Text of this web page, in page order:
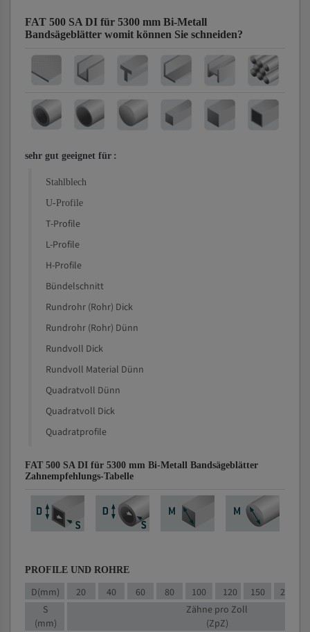
FAT 500 SA DI für 5300 mm Bi-Metall
Bandsägeblätter womit können Sie schneiden?
sehr gut geeignet für :
Stahlblech
U-Profile
T-Profile
L-Profile
H-Profile
Bündelschnitt
Rundrohr (Rohr) Dick
Rundrohr (Rohr) Dünn
Rundvoll Dick
Rundvoll Material Dünn
Quadratvoll Dünn
Quadratvoll Dick
Quadratprofile
FAT 500 SA DI für 5300 mm Bi-Metall Bandsägeblätter
Zahnempfehlungs-Tabelle
PROFILE UND ROHRE
D(mm) 20 40 60 80 100 120 150 200
S
(mm)
Zähne pro Zoll
(ZpZ)